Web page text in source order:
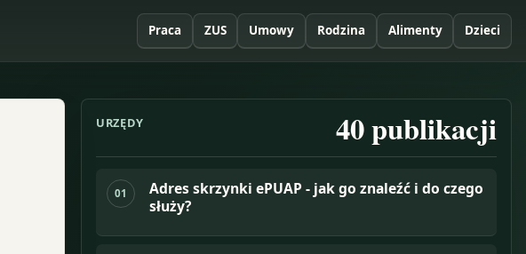
Praca ZUS Umowy Rodzina Alimenty Dzieci
URZĘDY 40publikacji
01
Adres skrzynki ePUAP - jak go znaleźć i do czego
służy?